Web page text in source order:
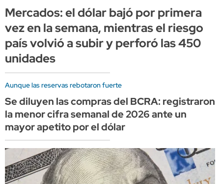
Mercados: el dólar bajó por primera
vez en la semana, mientras el riesgo
país volvió a subir y perforó las 450
unidades
Aunque las reservas rebotaron fuerte
Se diluyen las compras del BCRA: registraron
la menor cifra semanal de 2026 ante un
mayor apetito por el dólar